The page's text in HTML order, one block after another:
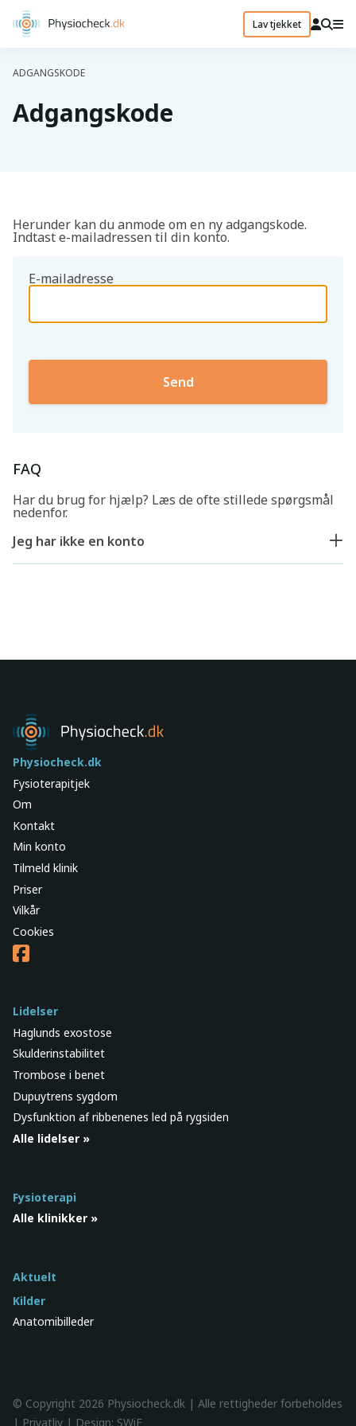
Søg
Lav tjekket
ADGANGSKODE
Adgangskode
Herunder kan du anmode om en ny adgangskode.
Indtast e-mailadressen til din konto.
E-mailadresse
FAQ
Har du brug for hjælp? Læs de ofte stillede spørgsmål
nedenfor.
Jeg har ikke en konto
Physiocheck.dk
Fysioterapitjek
Om
Kontakt
Min konto
Tilmeld klinik
Priser
Vilkår
Cookies
Lidelser
Haglunds exostose
Skulderinstabilitet
Trombose i benet
Dupuytrens sygdom
Dysfunktion af ribbenenes led på rygsiden
Alle lidelser »
Fysioterapi
Alle klinikker »
Aktuelt
Kilder
Anatomibilleder
© Copyright 2026 Physiocheck.dk | Alle rettigheder forbeholdes
| Privatliv | Design: SWiF